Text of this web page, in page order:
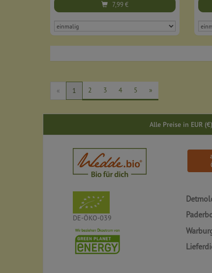
7,99€
« 1 2 3 4 5 »
Alle Preise in EUR
DE-ÖKO-039